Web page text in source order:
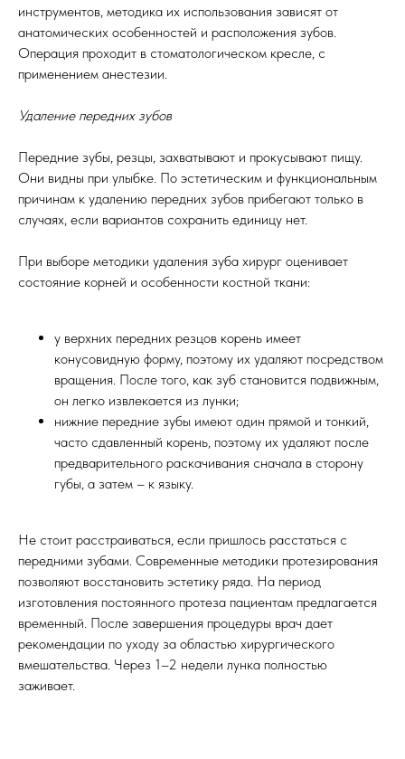
инструментов, методика их использования зависят от
анатомических особенностей и расположения зубов.
Операция проходит в стоматологическом кресле, с
применением анестезии.
Удаление передних зубов
Передние зубы, резцы, захватывают и прокусывают пищу.
Они видны при улыбке. По эстетическим и функциональным
причинам к удалению передних зубов прибегают только в
случаях, если вариантов сохранить единицу нет.
При выборе методики удаления зуба хирург оценивает
состояние корней и особенности костной ткани:
у верхних передних резцов корень имеет
конусовидную форму, поэтому их удаляют посредством
вращения. После того, как зуб становится подвижным,
он легко извлекается из лунки;
нижние передние зубы имеют один прямой и тонкий,
часто сдавленный корень, поэтому их удаляют после
предварительного раскачивания сначала в сторону
губы, а затем – к языку.
Не стоит расстраиваться, если пришлось расстаться с
передними зубами. Современные методики протезирования
позволяют восстановить эстетику ряда. На период
изготовления постоянного протеза пациентам предлагается
временный. После завершения процедуры врач дает
рекомендации по уходу за областью хирургического
вмешательства. Через 1–2 недели лунка полностью
заживает.